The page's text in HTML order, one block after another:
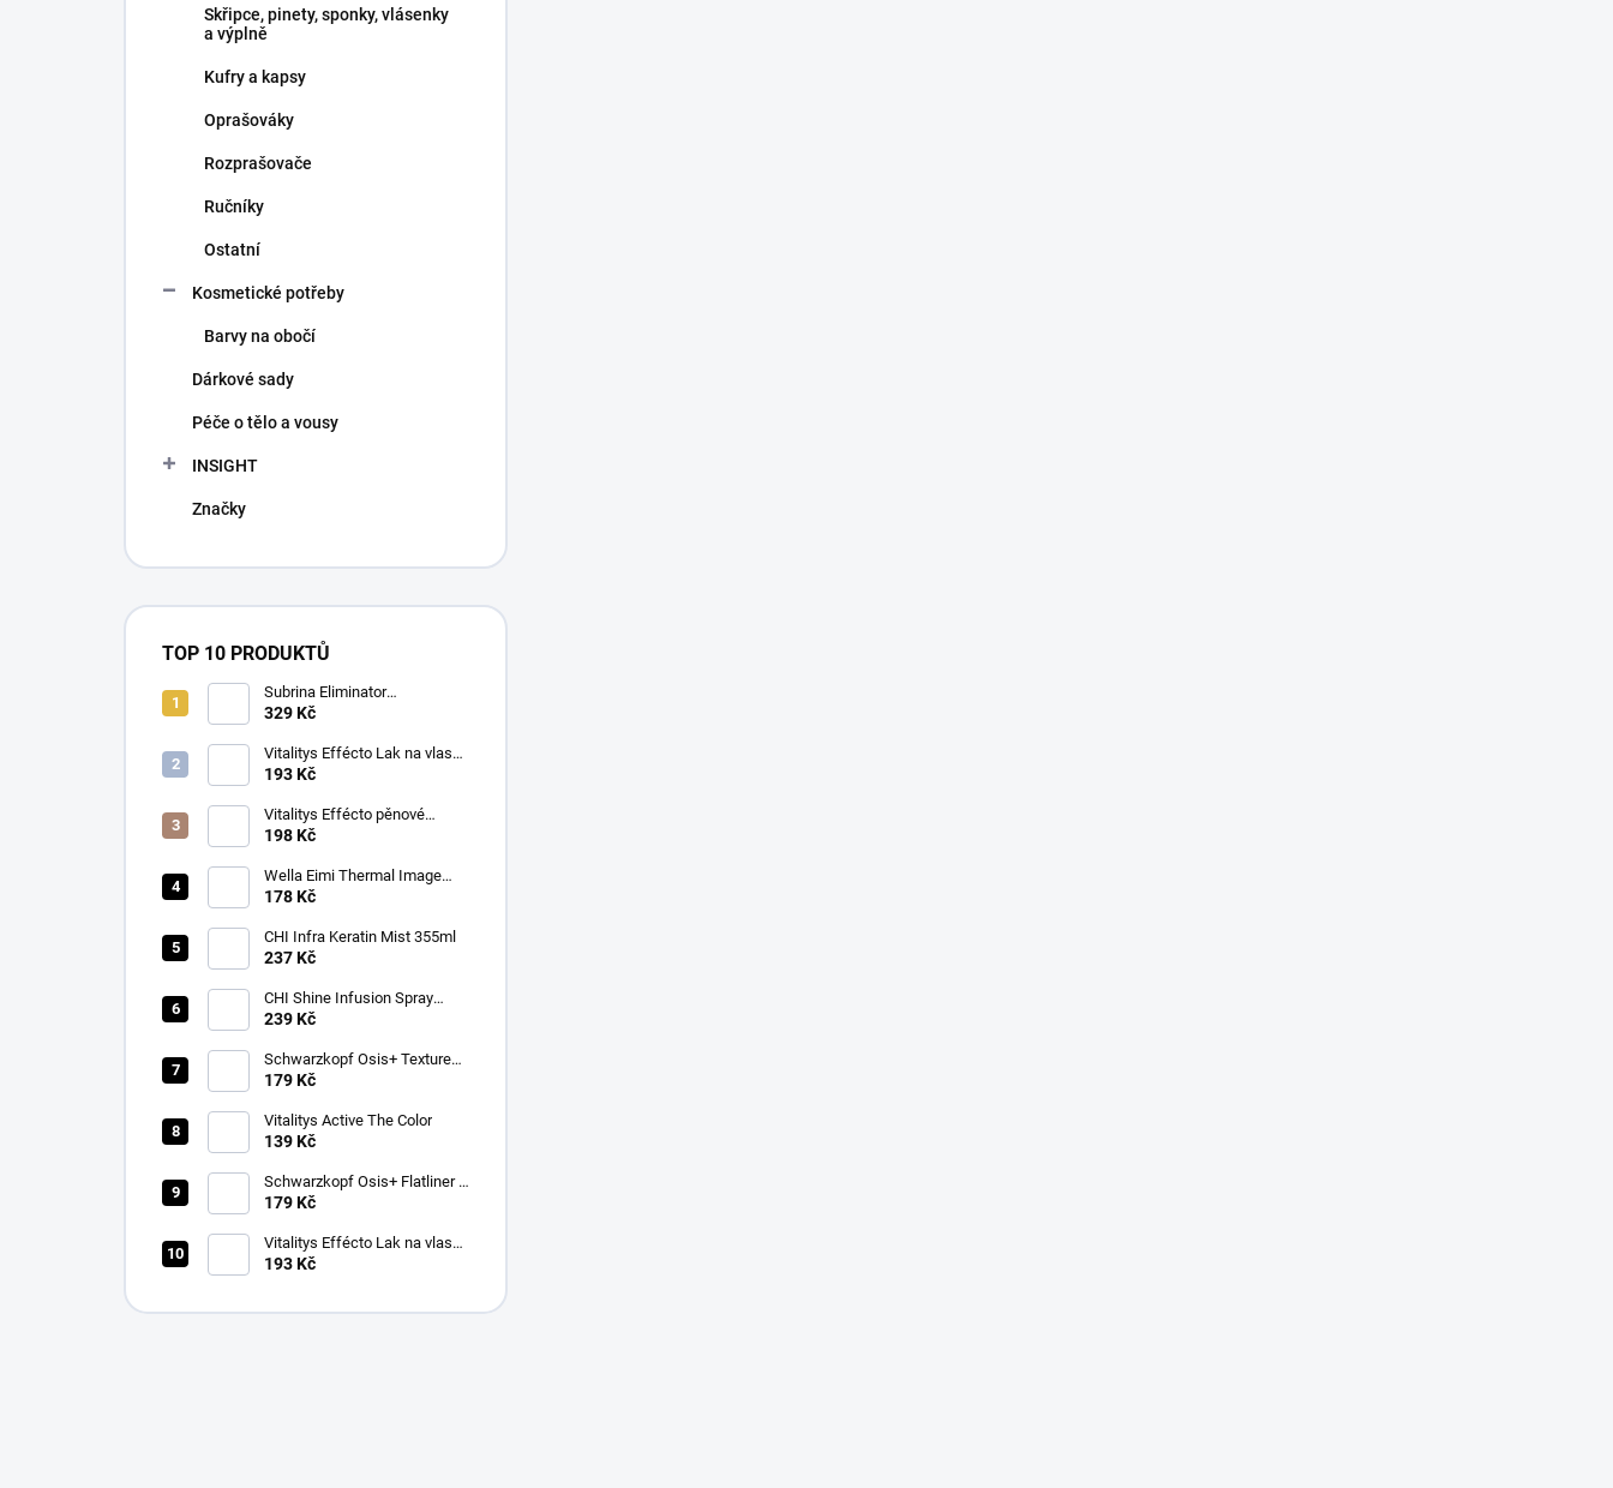
Skřipce, pinety, sponky, vlásenky
a výplně
Kufry a kapsy
Oprašováky
Rozprašovače
Ručníky
Ostatní
Kosmetické potřeby
Barvy na obočí
Dárkové sady
Péče o tělo a vousy
INSIGHT
Značky
TOP 10 PRODUKTŮ
Subrina Eliminator
odstraňovač barvy 2 x 100 ml
329 Kč
Vitalitys Effécto Lak na vlasy
silný 500 ml
193 Kč
Vitalitys Effécto pěnové
tužidlo silné 250 ml
198 Kč
Wella Eimi Thermal Image
150 ml
178 Kč
CHI Infra Keratin Mist 355ml
237 Kč
CHI Shine Infusion Spray
150g
239 Kč
Schwarzkopf Osis+ Texture
Thrill stylingová vláknitá guma
179 Kč
Vitalitys Active The Color
139 Kč
Schwarzkopf Osis+ Flatliner –
silně fixační sérum pro žehlení
179 Kč
Vitalitys Effécto Lak na vlasy
500 ml
193 Kč